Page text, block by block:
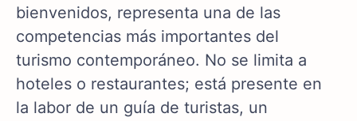
bienvenidos, representa una de las
competencias más importantes del
turismo contemporáneo. No se limita a
hoteles o restaurantes; está presente en
la labor de un guía de turistas, un